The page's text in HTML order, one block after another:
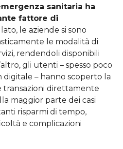
sanitaria ha
fattore di
le aziende si sono
le modalità di
rendendoli disponibili
gli utenti – spesso poco
digitale – hanno scoperto la
transazioni direttamente
maggior parte dei casi
risparmi di tempo,
e complicazioni